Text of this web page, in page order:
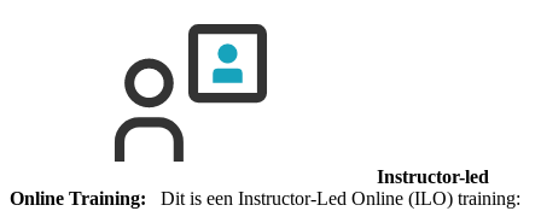
Instructor-led
Online Training: Dit is een Instructor-Led Online (ILO) training: